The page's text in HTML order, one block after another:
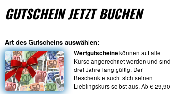
GUTSCHEIN JETZT BUCHEN
Art des Gutscheins auswählen:
Wertgutscheine können auf alle
Kurse angerechnet werden und sind
drei Jahre lang gültig. Der
Beschenkte sucht sich seinen
Lieblingskurs selbst aus. Ab € 29,90